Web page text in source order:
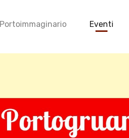
Portoimmaginario Eventi